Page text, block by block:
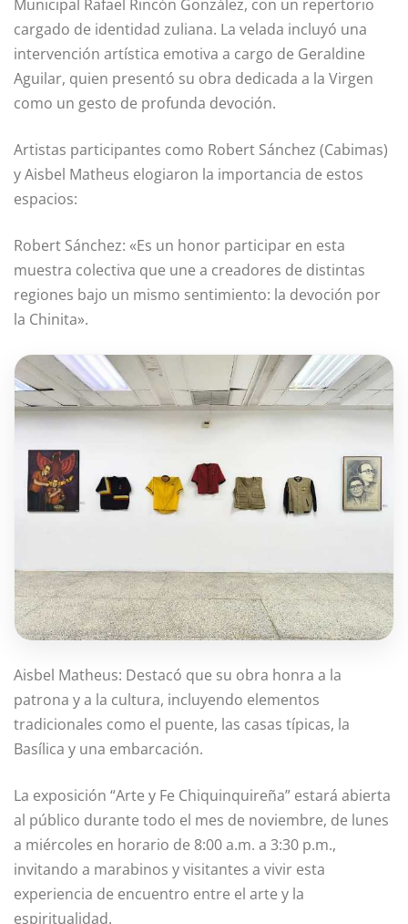
Municipal Rafael Rincón González, con un repertorio
cargado de identidad zuliana. La velada incluyó una
intervención artística emotiva a cargo de Geraldine
Aguilar, quien presentó su obra dedicada a la Virgen
como un gesto de profunda devoción.
Artistas participantes como Robert Sánchez (Cabimas)
y Aisbel Matheus elogiaron la importancia de estos
espacios:
Robert Sánchez: «Es un honor participar en esta
muestra colectiva que une a creadores de distintas
regiones bajo un mismo sentimiento: la devoción por
la Chinita».
Aisbel Matheus: Destacó que su obra honra a la
patrona y a la cultura, incluyendo elementos
tradicionales como el puente, las casas típicas, la
Basílica y una embarcación.
La exposición “Arte y Fe Chiquinquireña” estará abierta
al público durante todo el mes de noviembre, de lunes
a miércoles en horario de 8:00 a.m. a 3:30 p.m.,
invitando a marabinos y visitantes a vivir esta
experiencia de encuentro entre el arte y la
espiritualidad.